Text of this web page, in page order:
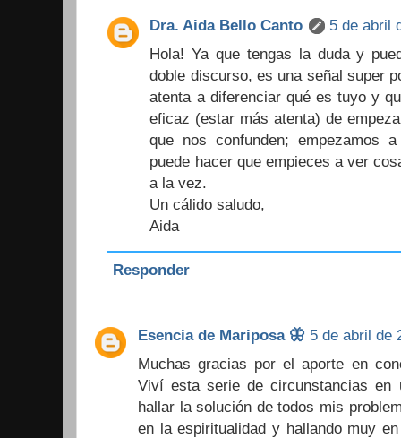
Dra. Aida Bello Canto
5 de abril
Hola! Ya que tengas la duda y
doble discurso, es una señal super
atenta a diferenciar qué es tuyo y
eficaz (estar más atenta) de
que nos confunden; empezamos
puede hacer que empieces a ver
a la vez.
Un cálido saludo,
Aida
Responder
Esencia de Mariposa 🦋 5 de abril de
Muchas gracias por el aporte en
Viví esta serie de circunstancias en
hallar la solución de todos mis
en la espiritualidad y hallando muy